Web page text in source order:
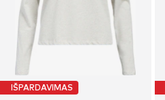
IŠPARDAVIMAS